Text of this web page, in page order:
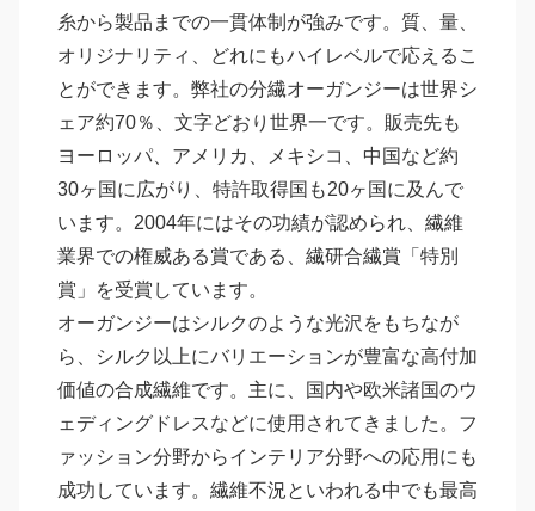
糸から製品までの一貫体制が強みです。質、量、
オリジナリティ、どれにもハイレベルで応えるこ
とができます。弊社の分繊オーガンジーは世界シ
ェア約70％、文字どおり世界一です。販売先も
ヨーロッパ、アメリカ、メキシコ、中国など約
30ヶ国に広がり、特許取得国も20ヶ国に及んで
います。2004年にはその功績が認められ、繊維
業界での権威ある賞である、繊研合繊賞「特別
賞」を受賞しています。
オーガンジーはシルクのような光沢をもちなが
ら、シルク以上にバリエーションが豊富な高付加
価値の合成繊維です。主に、国内や欧米諸国のウ
ェディングドレスなどに使用されてきました。フ
ァッション分野からインテリア分野への応用にも
成功しています。繊維不況といわれる中でも最高